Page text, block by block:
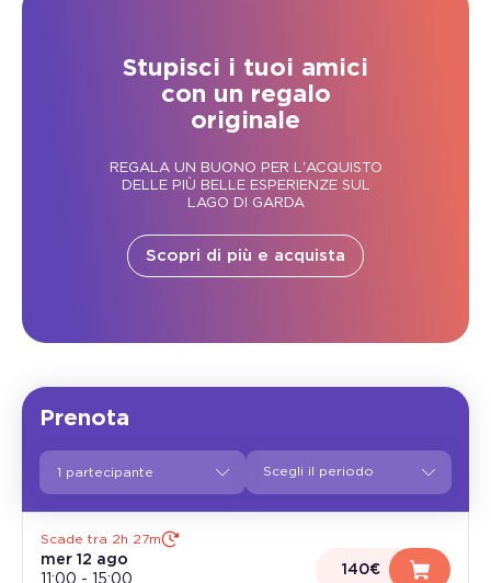
Stupisci i tuoi amici
con un regalo
originale
REGALA UN BUONO PER L'ACQUISTO
DELLE PIÙ BELLE ESPERIENZE SUL
LAGO DI GARDA
Scopri di più e acquista
Prenota
1 partecipante
Scade tra 2h 27m
mer 12 ago
11:00 - 15:00
140€